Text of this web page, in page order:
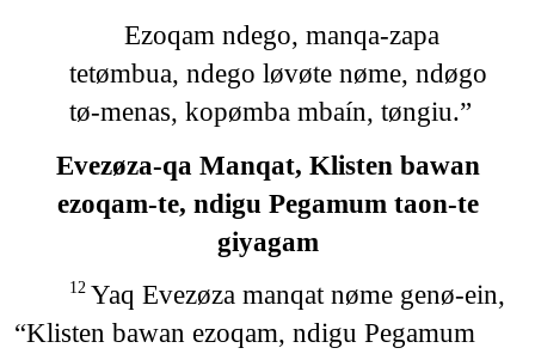
Ezoqam ndego, manqa-zapa
tetømbua, ndego løvøte nøme, ndøgo
tø-menas, kopømba mbaín, tøngiu.”
Evezøza-qa Manqat, Klisten bawan
ezoqam-te, ndigu Pegamum taon-te
giyagam
12 Yaq Evezøza manqat nøme genø-ein,
“Klisten bawan ezoqam, ndigu Pegamum